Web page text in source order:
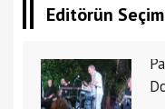
Editörün